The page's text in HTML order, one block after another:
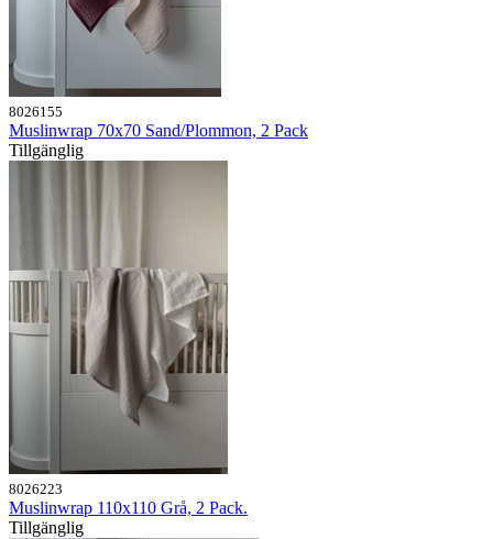
8026155
Muslinwrap 70x70 Sand/Plommon, 2 Pack
Tillgänglig
8026223
Muslinwrap 110x110 Grå, 2 Pack.
Tillgänglig